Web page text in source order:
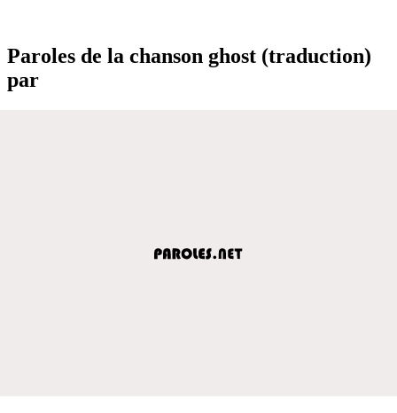
Paroles de la chanson ghost (traduction)
par